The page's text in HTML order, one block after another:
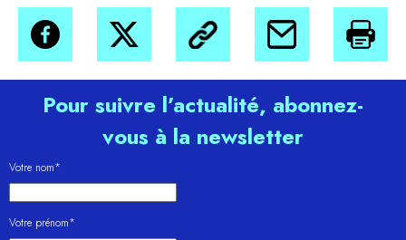
Pour suivre l’actualité, abonnez-
vous à la newsletter
Votre nom*
Votre prénom*